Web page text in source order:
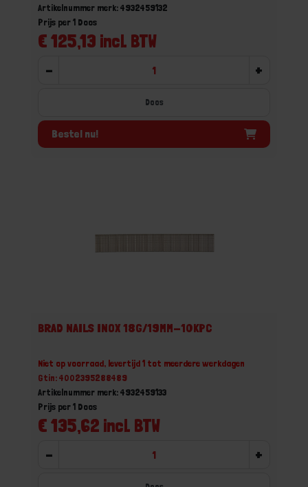
Artikelnummer merk: 4932459132
€ 125,13 incl. BTW
Prijs per 1 Doos
- +
Doos
Bestel nu!
BRAD NAILS INOX 18G/19MM-10KPC
Niet op voorraad, levertijd 1 tot meerdere werkdagen
Gtin: 4002395288489
Artikelnummer merk: 4932459133
€ 135,62 incl. BTW
Prijs per 1 Doos
- +